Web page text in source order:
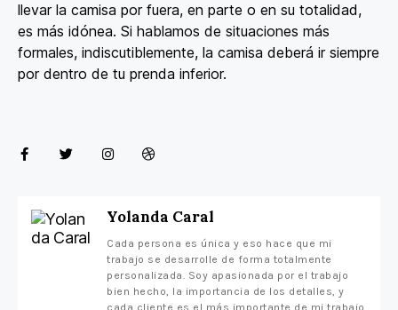
llevar la camisa por fuera, en parte o en su totalidad,
es más idónea. Si hablamos de situaciones más
formales, indiscutiblemente, la camisa deberá ir siempre
por dentro de tu prenda inferior.
Yolanda Caral
Cada persona es única y eso hace que mi
trabajo se desarrolle de forma totalmente
personalizada. Soy apasionada por el trabajo
bien hecho, la importancia de los detalles, y